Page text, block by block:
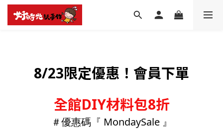
8/23限定優惠！會員下單
全館DIY材料包8折
＃優惠碼 『 MondaySale 』